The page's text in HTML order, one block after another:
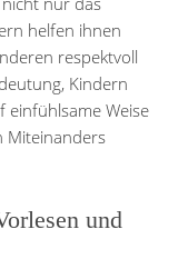
helfen ihnen
respektvoll
Kindern
einfühlsame Weise
Miteinanders
und